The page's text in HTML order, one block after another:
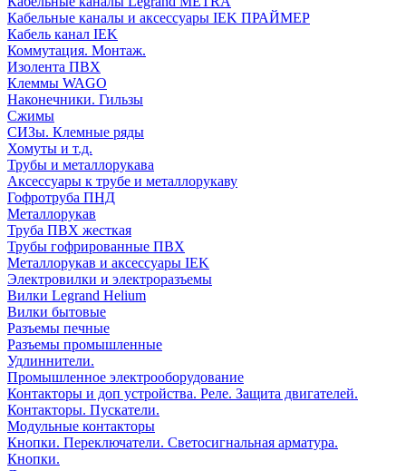
Кабельные каналы и аксессуары IEK ПРАЙМЕР
Кабель канал IEK
Коммутация. Монтаж.
Изолента ПВХ
Клеммы WAGO
Наконечники. Гильзы
Сжимы
СИЗы. Клемные ряды
Хомуты и т.д.
Трубы и металлорукава
Аксессуары к трубе и металлорукаву
Гофротруба ПНД
Металлорукав
Труба ПВХ жесткая
Трубы гофрированные ПВХ
Металлорукав и аксессуары IEK
Электровилки и электроразъемы
Вилки Legrand Helium
Вилки бытовые
Разъемы печные
Разъемы промышленные
Удлиннители.
Промышленное электрооборудование
Контакторы и доп устройства. Реле. Защита двигателей.
Контакторы. Пускатели.
Модульные контакторы
Кнопки. Переключатели. Светосигнальная арматура.
Кнопки.